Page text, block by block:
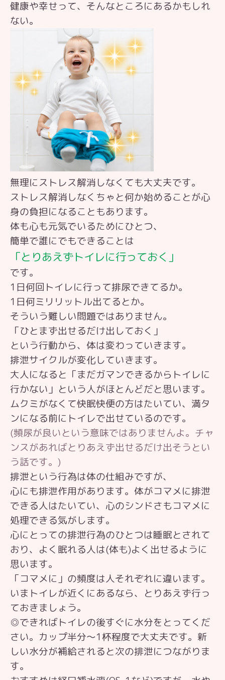
健康や幸せって、そんなところにあるかもしれ
ない。
無理にストレス解消しなくても大丈夫です。
ストレス解消しなくちゃと何か始めることが心
身の負担になることもあります。
体も心も元気でいるためにひとつ、
簡単で誰にでもできることは
「とりあえずトイレに行っておく」
です。
1日何回トイレに行って排尿できてるか。
1日何ミリリットル出てるとか。
そういう難しい問題ではありません。
「ひとまず出せるだけ出しておく」
という行動から、体は変わっていきます。
排泄サイクルが変化していきます。
大人になると「まだガマンできるからトイレに
行かない」という人がほとんどだと思います。
ムクミがなくて快眠快便の方はたいてい、満タ
ンになる前にトイレで出せているのです。
(頻尿が良いという意味ではありませんよ。チャ
ンスがあればとりあえず出せるだけ出そうとい
う話です。)
排泄という行為は体の仕組みですが、
心にも排泄作用があります。体がコマメに排泄
できる人はたいてい、心のシンドさもコマメに
処理できる気がします。
心にとっての排泄行為のひとつは睡眠とされて
おり、よく眠れる人は(体も)よく出せるように
思います。
「コマメに」の頻度は人それぞれに違います。
いまトイレが近くにあるなら、とりあえず行っ
ておきましょう。
◎できればトイレの後すぐに水分をとってくだ
さい。カップ半分〜1杯程度で大丈夫です。新
しい水分が補給されると次の排泄につながりま
す。